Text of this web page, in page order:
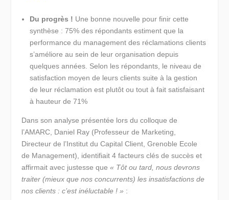
Du progrès ! Une bonne nouvelle pour finir cette
synthèse : 75% des répondants estiment que la
performance du management des réclamations clients
s’améliore au sein de leur organisation depuis
quelques années. Selon les répondants, le niveau de
satisfaction moyen de leurs clients suite à la gestion
de leur réclamation est plutôt ou tout à fait satisfaisant
à hauteur de 71%
Dans son analyse présentée lors du colloque de
l’AMARC, Daniel Ray (Professeur de Marketing,
Directeur de l’Institut du Capital Client, Grenoble Ecole
de Management), identifiait 4 facteurs clés de succès et
affirmait avec justesse que« Tôtou tard, nous devrons
traiter (mieux que nos concurrents) les insatisfactions de
nos clients : c’est inéluctable ! » :